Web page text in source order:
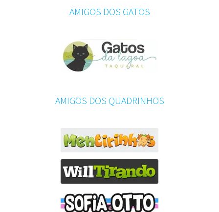
AMIGOS DOS GATOS
AMIGOS DOS QUADRINHOS